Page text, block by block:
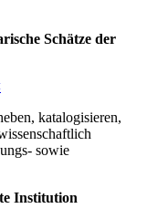
Schätze der
katalogisieren,
sowie
Institution